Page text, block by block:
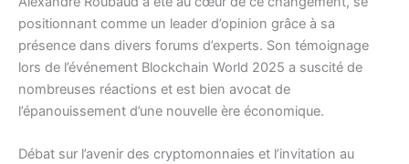
positionnant comme un leader d’opinion grâce à sa
présence dans divers forums d’experts. Son témoignage
lors de l’événement Blockchain World 2025 a suscité de
nombreuses réactions et est bien avocat de
l’épanouissement d’une nouvelle ère économique.
Débat sur l’avenir des cryptomonnaies et l’invitation au